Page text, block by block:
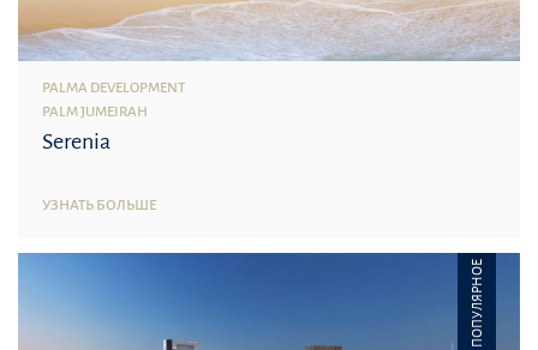
PALMA DEVELOPMENT
PALM JUMEIRAH
Serenia
УЗНАТЬ БОЛЬШЕ
ПОПУЛЯРНОЕ